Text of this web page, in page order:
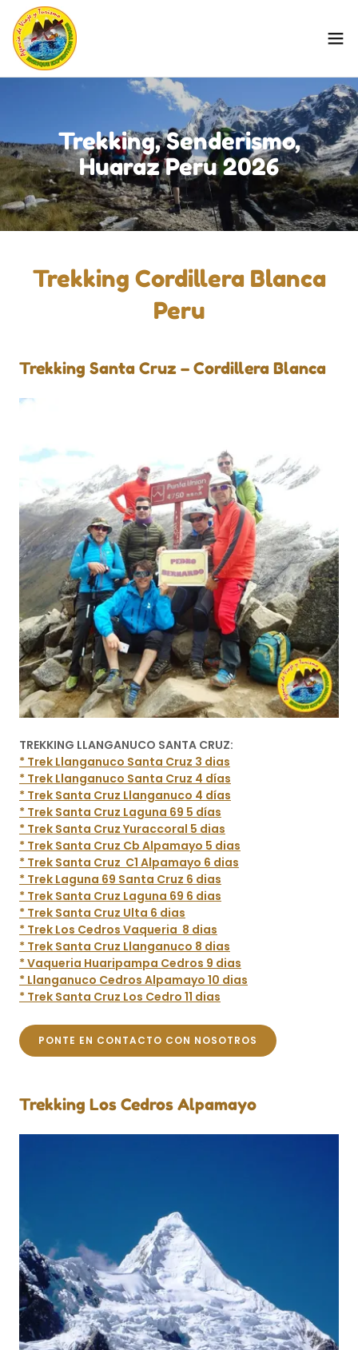
Trekking, Senderismo,
Huaraz Peru 2026
Trekking Cordillera Blanca
Peru
Trekking Santa Cruz – Cordillera Blanca
TREKKING LLANGANUCO SANTA CRUZ:
* Trek Llanganuco Santa Cruz 3 dias
* Trek Llanganuco Santa Cruz 4 días
* Trek Santa Cruz Llanganuco 4 días
* Trek Santa Cruz Laguna 69 5 días
* Trek Santa Cruz Yuraccoral 5 dias
* Trek Santa Cruz Cb Alpamayo 5 dias
* Trek Santa Cruz C1 Alpamayo 6 dias
* Trek Laguna 69 Santa Cruz 6 dias
* Trek Santa Cruz Laguna 69 6 dias
* Trek Santa Cruz Ulta 6 dias
* Trek Los Cedros Vaqueria 8 dias
* Trek Santa Cruz Llanganuco 8 dias
* Vaqueria Huaripampa Cedros 9 dias
* Llanganuco Cedros Alpamayo 10 dias
* Trek Santa Cruz Los Cedro 11 dias
PONTE EN CONTACTO CON NOSOTROS
Trekking Los Cedros Alpamayo